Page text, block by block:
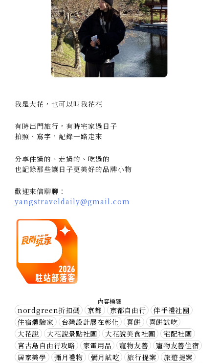
我是大花，也可以叫我花花
有時出門旅行，有時宅家過日子
拍照、寫字，記錄一路走來
分享住過的、走過的、吃過的
也記錄那些讓日子更美好的品牌小物
歡迎來信聊聊：
yangstraveldaily@gmail.com
內容標籤
nordgreen折扣碼 京都 京都自由行
伴手禮社團
住宿體驗家
台灣設計展在彰化 喜餅
喜餅試吃
大花說
大花說景點社團 大花說美食社團
宅配社團
宮古島自由行攻略
家電用品 寵物友善
寵物友善住宿
居家美學
彌月禮物 彌月試吃 旅行提案
旅遊提案